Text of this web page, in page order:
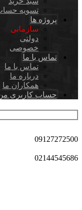
تسویه
پروژه ها
سازمانی
دولتی
خصوصی
تماس با ما
تماس با ما
درباره ما
همکاران ما
حساب کاربری
09127272500
02144545686